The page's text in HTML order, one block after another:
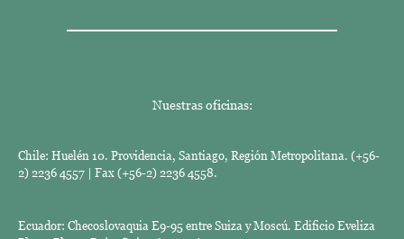
Nuestras oficinas:
Chile: Huelén 10. Providencia, Santiago, Región Metropolitana. (+56-
2) 2236 4557 | Fax (+56-2) 2236 4558.
Ecuador: Checoslovaquia E9-95 entre Suiza y Moscú. Edificio Eveliza